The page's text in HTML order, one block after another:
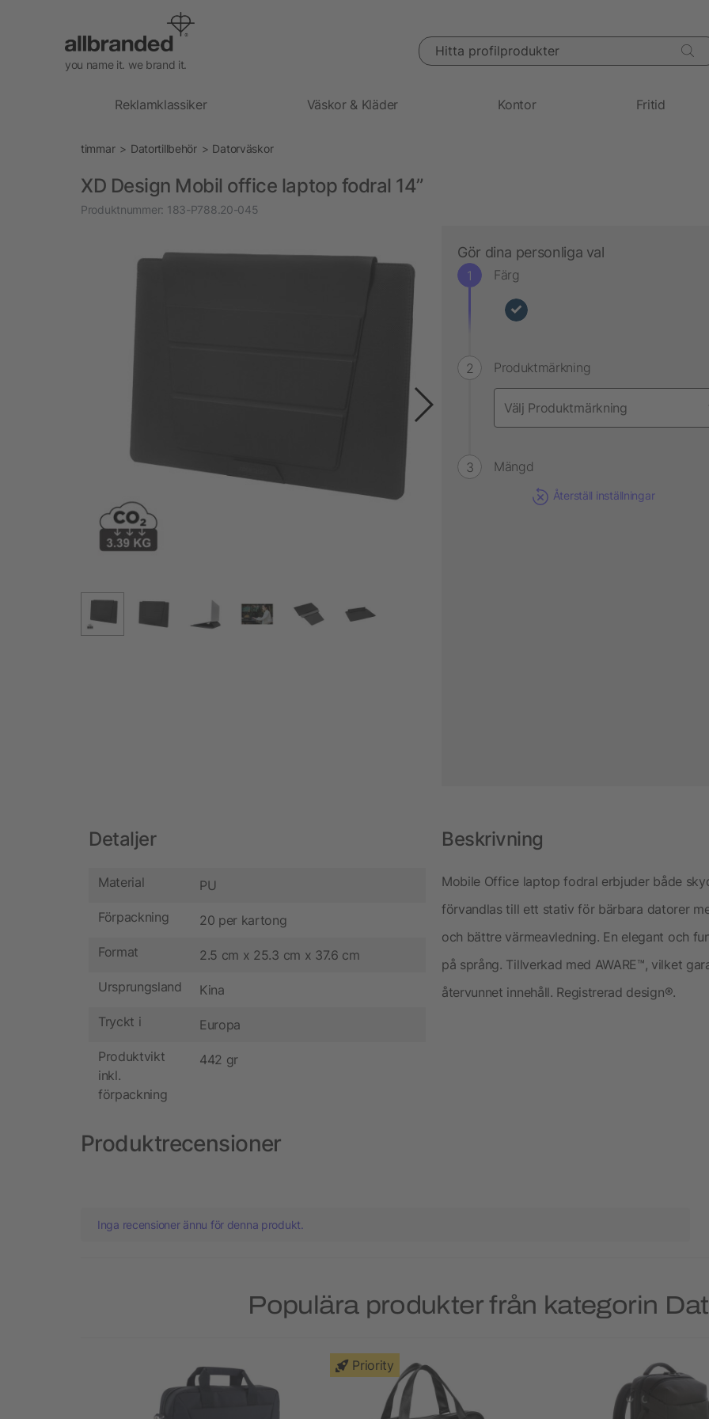
you name it. we brand it.
Hitta profilprodukter
Reklamklassiker Väskor & Kläder Kontor Fritid
timmar Datortillbehör Datorväskor
XD Design Mobil office laptop fodral 14”
Produktnummer: 183-P788.20-045
Gör dina personliga val
Färg
Produktmärkning
Mängd
Återställ inställningar
Detaljer
Material PU
Förpackning 20 per kartong
Format 2.5 cm x 25.3 cm x 37.6 cm
Ursprungsland Kina
Tryckt i Europa
Produktvikt
inkl.
förpackning
442 gr
Beskrivning
Mobile Office laptop fodral erbjuder både
förvandlas till ett stativ för bärbara datorer
och bättre värmeavledning. En elegant och
på språng. Tillverkad med AWARE™, vilket
återvunnet innehåll. Registrerad design®.
Produktrecensioner
Inga recensioner ännu för denna produkt.
Populära produkter från kategorin
Priority